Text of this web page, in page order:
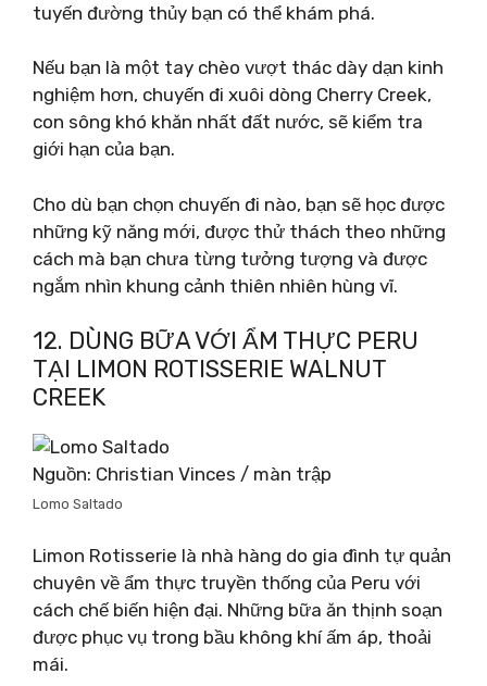
tuyến đường thủy bạn có thể khám phá.
Nếu bạn là một tay chèo vượt thác dày dạn kinh
nghiệm hơn, chuyến đi xuôi dòng Cherry Creek,
con sông khó khăn nhất đất nước, sẽ kiểm tra
giới hạn của bạn.
Cho dù bạn chọn chuyến đi nào, bạn sẽ học được
những kỹ năng mới, được thử thách theo những
cách mà bạn chưa từng tưởng tượng và được
ngắm nhìn khung cảnh thiên nhiên hùng vĩ.
12. DÙNG BỮA VỚI ẨM THỰC PERU
TẠI LIMON ROTISSERIE WALNUT
CREEK
Nguồn: Christian Vinces / màn trập
Lomo Saltado
Limon Rotisserie là nhà hàng do gia đình tự quản
chuyên về ẩm thực truyền thống của Peru với
cách chế biến hiện đại. Những bữa ăn thịnh soạn
được phục vụ trong bầu không khí ấm áp, thoải
mái.